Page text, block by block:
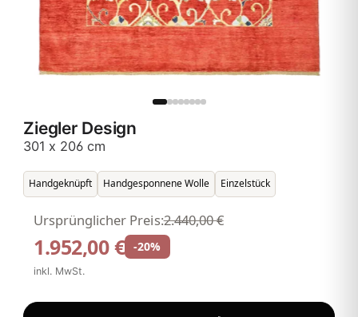
Ziegler Design
301 x 206 cm
Handgeknüpft Handgesponnene Wolle Einzelstück
1.952,00 €
Ursprünglicher Preis:2.440,00 €
-20%
inkl. MwSt.